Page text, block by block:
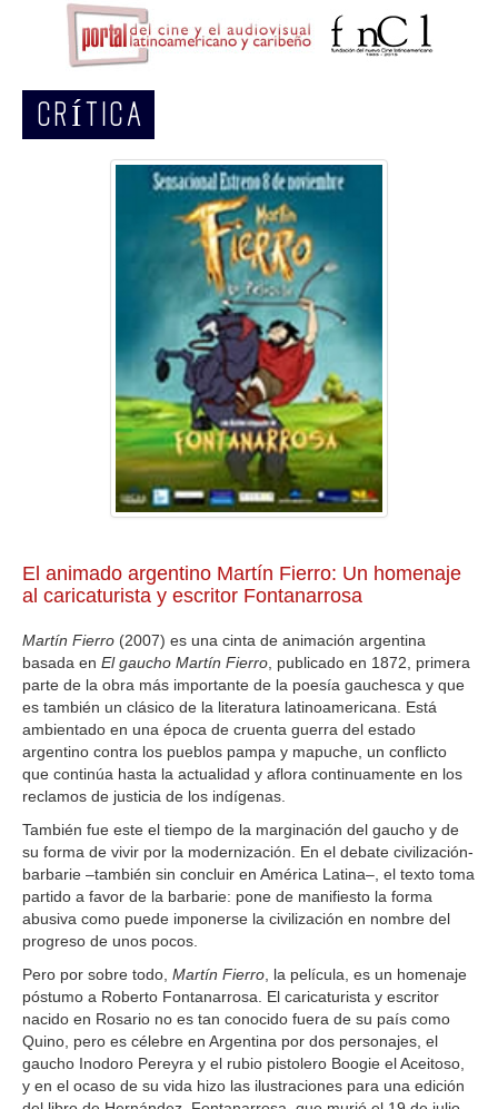
CRÍTICA
El animado argentino Martín Fierro: Un homenaje
al caricaturista y escritor Fontanarrosa
Martín Fierro (2007) es una cinta de animación argentina
basada en El gaucho Martín Fierro , publicado en 1872, primera
parte de la obra más importante de la poesía gauchesca y que
es también un clásico de la literatura latinoamericana. Está
ambientado en una época de cruenta guerra del estado
argentino contra los pueblos pampa y mapuche, un conflicto
que continúa hasta la actualidad y aflora continuamente en los
reclamos de justicia de los indígenas.
También fue este el tiempo de la marginación del gaucho y de
su forma de vivir por la modernización. En el debate civilización-
barbarie –también sin concluir en América Latina–, el texto toma
partido a favor de la barbarie: pone de manifiesto la forma
abusiva como puede imponerse la civilización en nombre del
progreso de unos pocos.
Pero por sobre todo, Martín Fierro , la película, es un homenaje
póstumo a Roberto Fontanarrosa. El caricaturista y escritor
nacido en Rosario no es tan conocido fuera de su país como
Quino, pero es célebre en Argentina por dos personajes, el
gaucho Inodoro Pereyra y el rubio pistolero Boogie el Aceitoso,
y en el ocaso de su vida hizo las ilustraciones para una edición